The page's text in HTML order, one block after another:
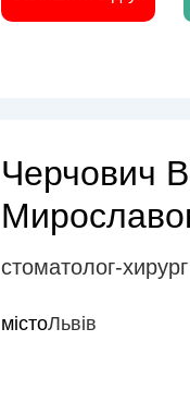
Черчович
стоматолог-хирург
містоЛьвів